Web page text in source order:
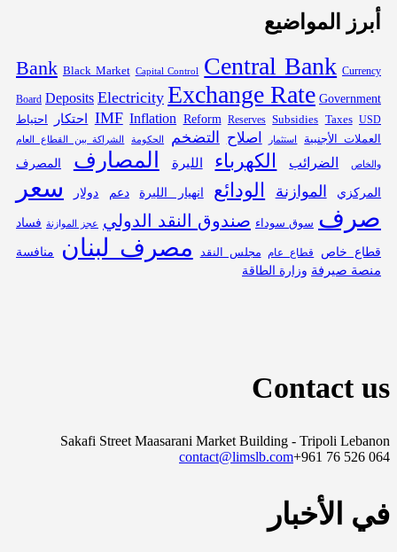
أبرز المواضيع
Bank Black Market Capital Control Central Bank Currency
Board Deposits Electricity Exchange Rate Government
IMF Inflation Reform Reserves Subsidies Taxes USD احتكار
احتياط
العملات الأجنبية
استثمار اصلاح التضخم الحكومة الشراكة بين القطاع العام
والخاص الضرائب الكهرباء الليرة المصارف المصرف
المركزي الموازنة الودائع انهيار الليرة دعم دولار
سعر
صرف سوق سوداء صندوق النقد الدولي عجز الموازنة فساد
قطاع خاص قطاع عام مجلس النقد مصرف لبنان
منافسة
منصة صيرفة وزارة الطاقة
Contact us
Sakafi Street Maasarani Market Building - Tripoli Lebanon
contact@limslb.com+961 76 526 064
في الأخبار